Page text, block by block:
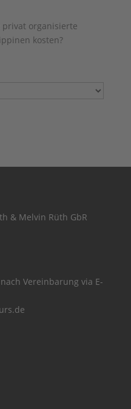
privat organisierte
kosten?
& Melvin Rüth GbR
Vereinbarung via E-